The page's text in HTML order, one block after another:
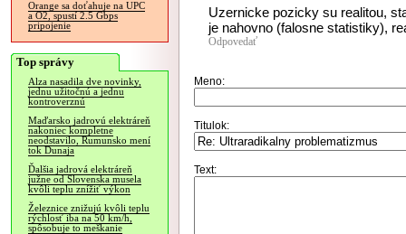
Orange sa doťahuje na UPC
a O2, spustí 2.5 Gbps
pripojenie
Top správy
Alza nasadila dve novinky,
jednu užitočnú a jednu
kontroverznú
Maďarsko jadrovú elektráreň
nakoniec kompletne
neodstavilo, Rumunsko mení
tok Dunaja
Ďalšia jadrová elektráreň
južne od Slovenska musela
kvôli teplu znížiť výkon
Železnice znižujú kvôli teplu
rýchlosť iba na 50 km/h,
spôsobuje to meškanie
Uzernicke pozicky su realitou,
je nahovno (falosne statistiky),
Odpovedať
Meno:
Titulok:
Text: